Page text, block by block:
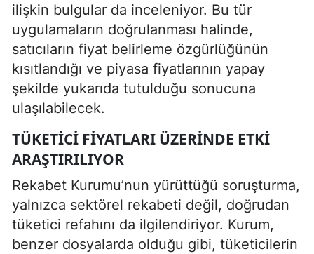
ilişkin bulgular da inceleniyor. Bu tür
uygulamaların doğrulanması halinde,
satıcıların fiyat belirleme özgürlüğünün
kısıtlandığı ve piyasa fiyatlarının yapay
şekilde yukarıda tutulduğu sonucuna
ulaşılabilecek.
TÜKETICI FIYATLARI ÜZERINDE ETKI
ARAŞTIRILIYOR
Rekabet Kurumu’nun yürüttüğü soruşturma,
yalnızca sektörel rekabeti değil, doğrudan
tüketici refahını da ilgilendiriyor. Kurum,
benzer dosyalarda olduğu gibi, tüketicilerin